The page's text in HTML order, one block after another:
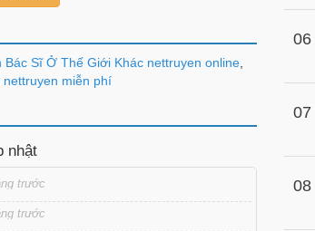
Bác Sĩ Ở Thế Giới Khác nettruyen online
miễn phí
nhật
trước
trước
06
07
08